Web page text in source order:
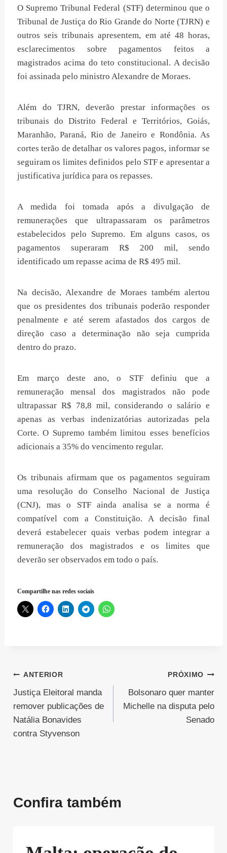
O Supremo Tribunal Federal (STF) determinou que o
Tribunal de Justiça do Rio Grande do Norte (TJRN) e
outros seis tribunais apresentem, em até 48 horas,
esclarecimentos sobre pagamentos feitos a
magistrados acima do teto constitucional. A decisão
foi assinada pelo ministro Alexandre de Moraes.
Além do TJRN, deverão prestar informações os
tribunais do Distrito Federal e Territórios, Goiás,
Maranhão, Paraná, Rio de Janeiro e Rondônia. As
cortes terão de detalhar os valores pagos, informar se
seguiram os limites definidos pelo STF e apresentar a
justificativa jurídica para os repasses.
A medida foi tomada após a divulgação de
remunerações que ultrapassaram os parâmetros
estabelecidos pelo Supremo. Em alguns casos, os
pagamentos superaram R$ 200 mil, sendo
identificado um repasse acima de R$ 495 mil.
Na decisão, Alexandre de Moraes também alertou
que os presidentes dos tribunais poderão responder
penalmente e até serem afastados dos cargos de
direção caso a determinação não seja cumprida
dentro do prazo.
Em março deste ano, o STF definiu que a
remuneração mensal dos magistrados não pode
ultrapassar R$ 78,8 mil, considerando o salário e
apenas as verbas indenizatórias autorizadas pela
Corte. O Supremo também limitou esses benefícios
adicionais a 35% do vencimento regular.
Os tribunais afirmam que os pagamentos seguiram
uma resolução do Conselho Nacional de Justiça
(CNJ), mas o STF ainda analisa se a norma é
compatível com a Constituição. A decisão final
deverá estabelecer quais verbas podem integrar a
remuneração dos magistrados e os limites que
deverão ser observados em todo o país.
Compartilhe nas redes sociais
Navegação
de
Post
ANTERIOR
Justiça Eleitoral manda
remover publicações de
Natália Bonavides
contra Styvenson
PRÓXIMO
Bolsonaro quer manter
Michelle na disputa pelo
Senado
Confira também